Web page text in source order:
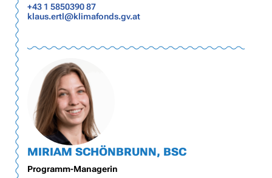
+43 1 5850390 87
klaus.ertl@klimafonds.gv.at
MIRIAM SCHÖNBRUNN, BSC
Programm-Managerin